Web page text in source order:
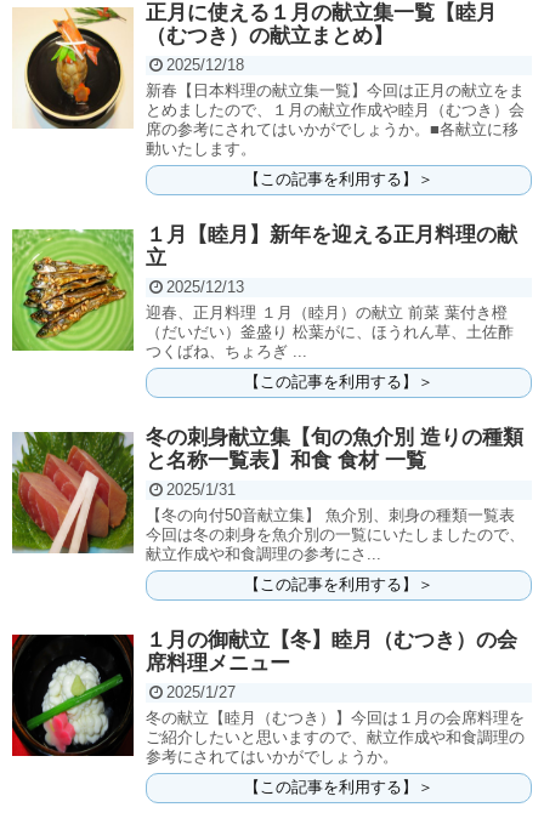
正月に使える１月の献立集一覧【睦月
（むつき）の献立まとめ】
2025/12/18
新春【日本料理の献立集一覧】今回は正月の献立をま
とめましたので、１月の献立作成や睦月（むつき）会
席の参考にされてはいかがでしょうか。■各献立に移
動いたします。
【この記事を利用する】＞
１月【睦月】新年を迎える正月料理の献
立
2025/12/13
迎春、正月料理 １月（睦月）の献立 前菜 葉付き橙
（だいだい）釜盛り 松葉がに、ほうれん草、土佐酢
つくばね、ちょろぎ ...
【この記事を利用する】＞
冬の刺身献立集【旬の魚介別 造りの種類
と名称一覧表】和食 食材 一覧
2025/1/31
【冬の向付50音献立集】 魚介別、刺身の種類一覧表
今回は冬の刺身を魚介別の一覧にいたしましたので、
献立作成や和食調理の参考にさ...
【この記事を利用する】＞
１月の御献立【冬】睦月（むつき）の会
席料理メニュー
2025/1/27
冬の献立【睦月（むつき）】今回は１月の会席料理を
ご紹介したいと思いますので、献立作成や和食調理の
参考にされてはいかがでしょうか。
【この記事を利用する】＞